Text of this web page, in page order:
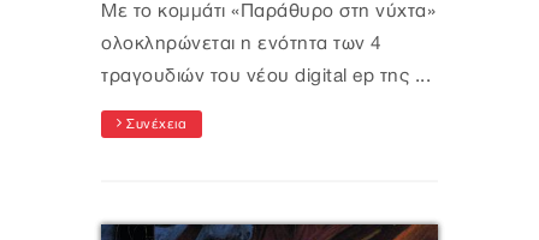
Με το κομμάτι «Παράθυρο στη νύχτα»
ολοκληρώνεται η ενότητα των 4
τραγουδιών του νέου digital ep της ...
Συνέχεια